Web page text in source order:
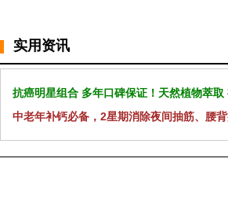
实用资讯
抗癌明星组合 多年口碑保证！天然植物萃取
中老年补钙必备，2星期消除夜间抽筋、腰